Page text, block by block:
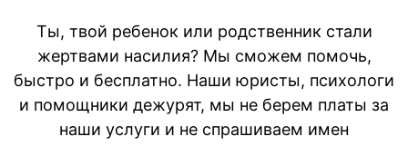
Ты, твой ребенок или родственник стали
жертвами насилия? Мы сможем помочь,
быстро и бесплатно. Наши юристы, психологи
и помощники дежурят, мы не берем платы за
наши услуги и не спрашиваем имен